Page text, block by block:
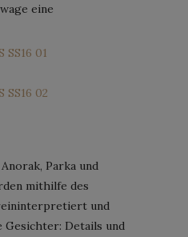
eine
Parka und
mithilfe des
und
Details und